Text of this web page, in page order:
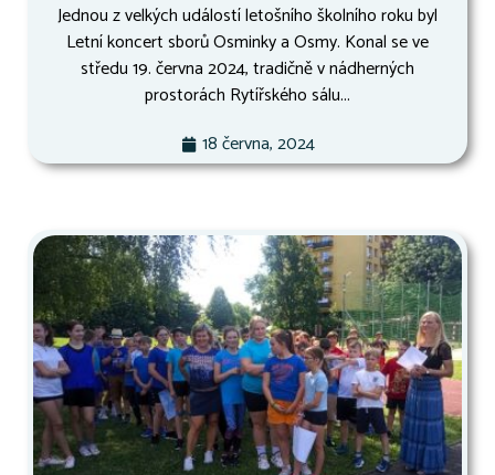
Jednou z velkých událostí letošního školního roku byl
Letní koncert sborů Osminky a Osmy. Konal se ve
středu 19. června 2024, tradičně v nádherných
prostorách Rytířského sálu...
18 června, 2024